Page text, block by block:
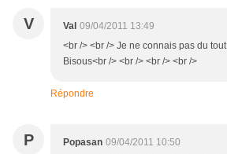
V Val 09/04/2011 13:49
<br /> <br /> Je ne connais pas du
Bisous<br /> <br /> <br /> <br />
Répondre
P Popasan 09/04/2011 10:50